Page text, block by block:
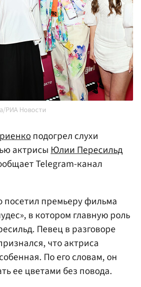
РИА Новости
подогрел слухи
актрисыЮлии Пересильд
Telegram-канал
премьеру фильма
в котором главную роль
Певец в разговоре
что актриса
По его словам, он
ее цветами без повода.